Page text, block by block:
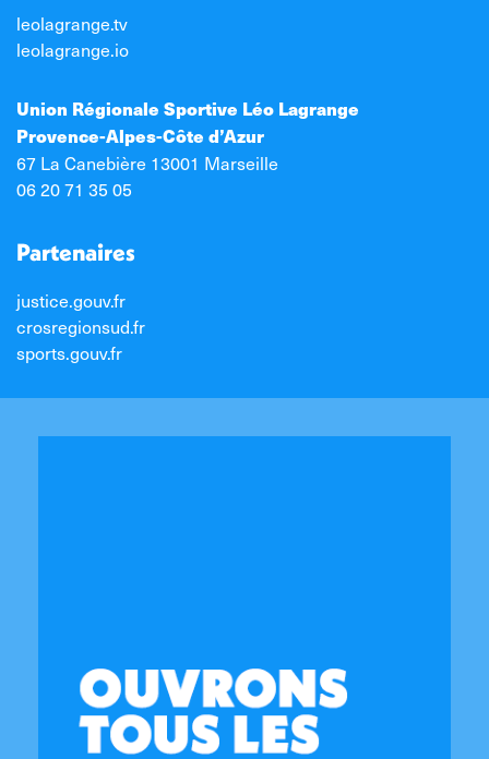
leolagrange.tv
leolagrange.io
Union Régionale Sportive Léo Lagrange
Provence-Alpes-Côte d’Azur
67 La Canebière 13001 Marseille
06 20 71 35 05
Partenaires
justice.gouv.fr
crosregionsud.fr
sports.gouv.fr